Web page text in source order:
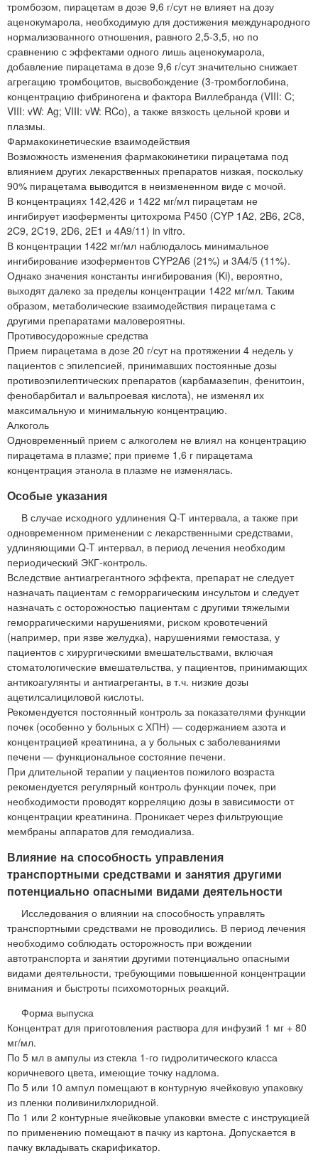
тромбозом, пирацетам в дозе 9,6 г/сут не влияет на дозу
аценокумарола, необходимую для достижения международного
нормализованного отношения, равного 2,5-3,5, но по
сравнению с эффектами одного лишь аценокумарола,
добавление пирацетама в дозе 9,6 г/сут значительно снижает
агрегацию тромбоцитов, высвобождение (3-тромбоглобина,
концентрацию фибриногена и фактора Виллебранда (VIII: C;
VIII: vW: Ag; VIII: vW: RCo), а также вязкость цельной крови и
плазмы.
Фармакокинетические взаимодействия
Возможность изменения фармакокинетики пирацетама под
влиянием других лекарственных препаратов низкая, поскольку
90% пирацетама выводится в неизмененном виде с мочой.
В концентрациях 142,426 и 1422 мг/мл пирацетам не
ингибирует изоферменты цитохрома P450 (CYP 1A2, 2B6, 2C8,
2C9, 2C19, 2D6, 2E1 и 4A9/11) in vitro.
В концентрации 1422 мг/мл наблюдалось минимальное
ингибирование изоферментов CYP2A6 (21%) и 3A4/5 (11%).
Однако значения константы ингибирования (Ki), вероятно,
выходят далеко за пределы концентрации 1422 мг/мл. Таким
образом, метаболические взаимодействия пирацетама с
другими препаратами маловероятны.
Противосудорожные средства
Прием пирацетама в дозе 20 г/сут на протяжении 4 недель у
пациентов с эпилепсией, принимавших постоянные дозы
противоэпилептических препаратов (карбамазепин, фенитоин,
фенобарбитал и вальпроевая кислота), не изменял их
максимальную и минимальную концентрацию.
Алкоголь
Одновременный прием с алкоголем не влиял на концентрацию
пирацетама в плазме; при приеме 1,6 г пирацетама
концентрация этанола в плазме не изменялась.
Особые указания
В случае исходного удлинения Q-T интервала, а также при
одновременном применении с лекарственными средствами,
удлиняющими Q-T интервал, в период лечения необходим
периодический ЭКГ-контроль.
Вследствие антиагрегантного эффекта, препарат не следует
назначать пациентам с геморрагическим инсультом и следует
назначать с осторожностью пациентам с другими тяжелыми
геморрагическими нарушениями, риском кровотечений
(например, при язве желудка), нарушениями гемостаза, у
пациентов с хирургическими вмешательствами, включая
стоматологические вмешательства, у пациентов, принимающих
антикоагулянты и антиагреганты, в т.ч. низкие дозы
ацетилсалициловой кислоты.
Рекомендуется постоянный контроль за показателями функции
почек (особенно у больных с ХПН) — содержанием азота и
концентрацией креатинина, а у больных с заболеваниями
печени — функциональное состояние печени.
При длительной терапии у пациентов пожилого возраста
рекомендуется регулярный контроль функции почек, при
необходимости проводят корреляцию дозы в зависимости от
концентрации креатинина. Проникает через фильтрующие
мембраны аппаратов для гемодиализа.
Влияние на способность управления
транспортными средствами и занятия другими
потенциально опасными видами деятельности
Исследования о влиянии на способность управлять
транспортными средствами не проводились. В период лечения
необходимо соблюдать осторожность при вождении
автотранспорта и занятии другими потенциально опасными
видами деятельности, требующими повышенной концентрации
внимания и быстроты психомоторных реакций.
Форма выпуска
Концентрат для приготовления раствора для инфузий 1 мг + 80
мг/мл.
По 5 мл в ампулы из стекла 1-го гидролитического класса
коричневого цвета, имеющие точку надлома.
По 5 или 10 ампул помещают в контурную ячейковую упаковку
из пленки поливинилхлоридной.
По 1 или 2 контурные ячейковые упаковки вместе с инструкцией
по применению помещают в пачку из картона. Допускается в
пачку вкладывать скарификатор.